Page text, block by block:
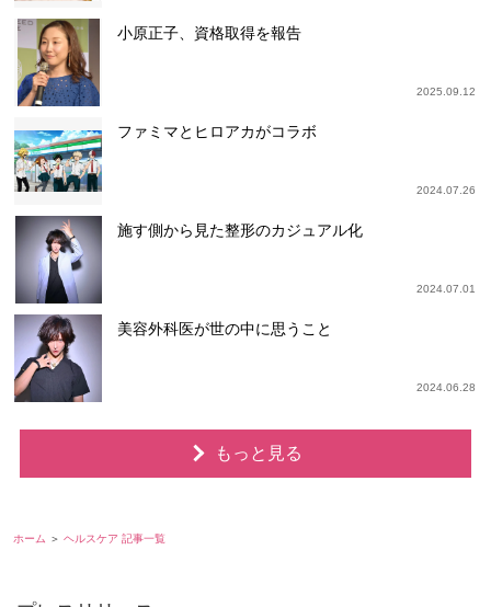
小原正子、資格取得を報告
2025.09.12
ファミマとヒロアカがコラボ
2024.07.26
施す側から見た整形のカジュアル化
2024.07.01
美容外科医が世の中に思うこと
2024.06.28
もっと見る
ホーム ヘルスケア 記事一覧